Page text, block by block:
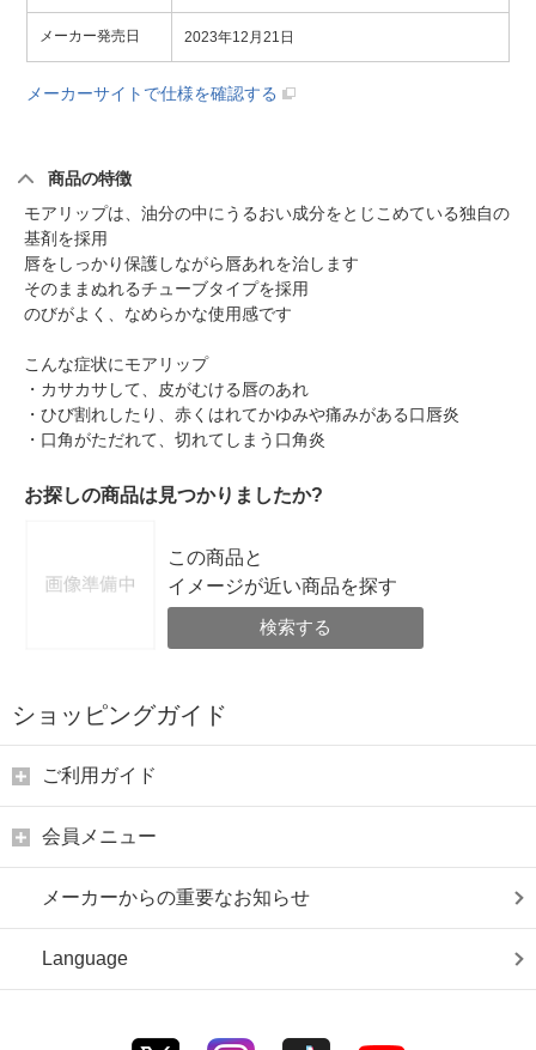
メーカー発売日 2023年12月21日
メーカーサイトで仕様を確認する
商品の特徴
モアリップは、油分の中にうるおい成分をとじこめている独自の
基剤を採用
唇をしっかり保護しながら唇あれを治します
そのままぬれるチューブタイプを採用
のびがよく、なめらかな使用感です
こんな症状にモアリップ
・カサカサして、皮がむける唇のあれ
・ひび割れしたり、赤くはれてかゆみや痛みがある口唇炎
・口角がただれて、切れてしまう口角炎
お探しの商品は見つかりましたか?
この商品と
イメージが近い商品を探す
検索する
ショッピングガイド
ご利用ガイド
会員メニュー
メーカーからの重要なお知らせ
Language